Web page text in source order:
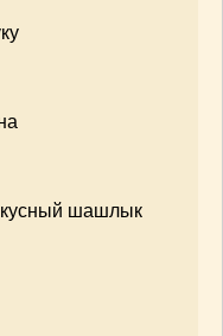
шашлык